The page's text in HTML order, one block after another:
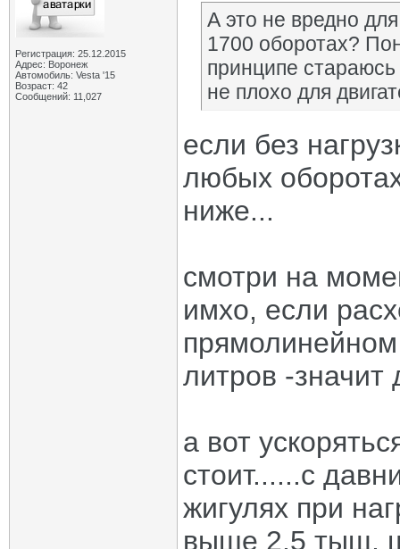
Регистрация: 25.12.2015
Адрес: Воронеж
Автомобиль: Vesta '15
Возраст: 42
Сообщений: 11,027
А это не вредно
1700 оборотах?
принципе стараюсь
не плохо для
если без
любых
ниже...
смотри на
имхо, если
литров -значит
а вот
стоит......с
жигулях при
выше 2.5 тыщ,